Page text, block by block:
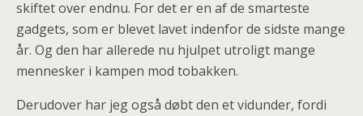
skiftet over endnu. For det er en af de smarteste
gadgets, som er blevet lavet indenfor de sidste mange
år. Og den har allerede nu hjulpet utroligt mange
mennesker i kampen mod tobakken.
Derudover har jeg også døbt den et vidunder, fordi